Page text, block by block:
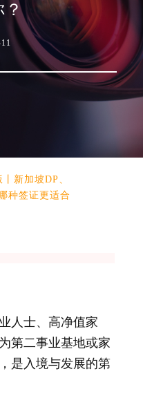
？
新加坡DP、
种签证更适合
人士、高净值家
第二事业基地或家
是入境与发展的第